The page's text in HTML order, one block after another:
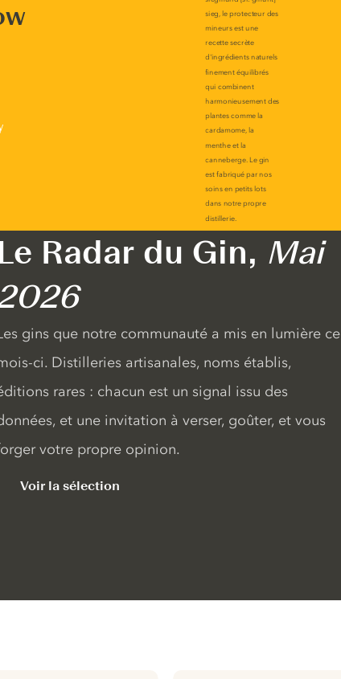
Radar du Gin, Mai
gins que notre communauté a mis en lumière ce
ci. Distilleries artisanales, noms établis,
rares : chacun est un signal issu des
et une invitation à verser, goûter, et vous
votre propre opinion.
Voir la sélection